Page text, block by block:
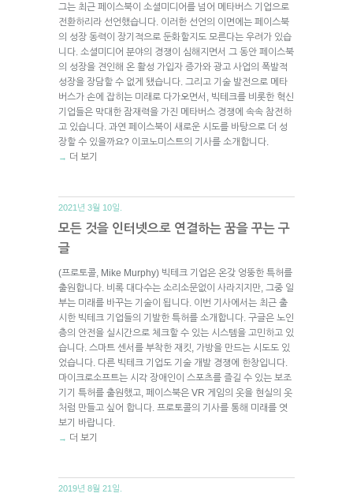
그는 최근 페이스북이 소셜미디어를 넘어 메타버스 기업으로
전환하리라 선언했습니다. 이러한 선언의 이면에는 페이스북
의 성장 동력이 장기적으로 둔화할지도 모른다는 우려가 있습
니다. 소셜미디어 분야의 경쟁이 심해지면서 그 동안 페이스북
의 성장을 견인해 온 활성 가입자 증가와 광고 사업의 폭발적
성장을 장담할 수 없게 됐습니다. 그리고 기술 발전으로 메타
버스가 손에 잡히는 미래로 다가오면서, 빅테크를 비롯한 혁신
기업들은 막대한 잠재력을 가진 메타버스 경쟁에 속속 참전하
고 있습니다. 과연 페이스북이 새로운 시도를 바탕으로 더 성
장할 수 있을까요? 이코노미스트의 기사를 소개합니다.
→ 더 보기
2021년 3월 10일.
모든 것을 인터넷으로 연결하는 꿈을 꾸는 구
글
(프로토콜, Mike Murphy) 빅테크 기업은 온갖 엉뚱한 특허를
출원합니다. 비록 대다수는 소리소문없이 사라지지만, 그중 일
부는 미래를 바꾸는 기술이 됩니다. 이번 기사에서는 최근 출
시한 빅테크 기업들의 기발한 특허를 소개합니다. 구글은 노인
층의 안전을 실시간으로 체크할 수 있는 시스템을 고민하고 있
습니다. 스마트 센서를 부착한 재킷, 가방을 만드는 시도도 있
었습니다. 다른 빅테크 기업도 기술 개발 경쟁에 한창입니다.
마이크로소프트는 시각 장애인이 스포츠를 즐길 수 있는 보조
기기 특허를 출원했고, 페이스북은 VR 게임의 옷을 현실의 옷
처럼 만들고 싶어 합니다. 프로토콜의 기사를 통해 미래를 엿
보기 바랍니다.
→ 더 보기
2019년 8월 21일.